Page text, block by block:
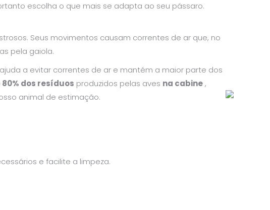
escolha o que mais se adapta ao seu pássaro.
Seus movimentos causam correntes de ar que, no
pela gaiola.
a evitar correntes de ar e mantém a maior parte dos
dos resíduos produzidos pelas aves na cabine,
animal de estimação.
e facilite a limpeza.